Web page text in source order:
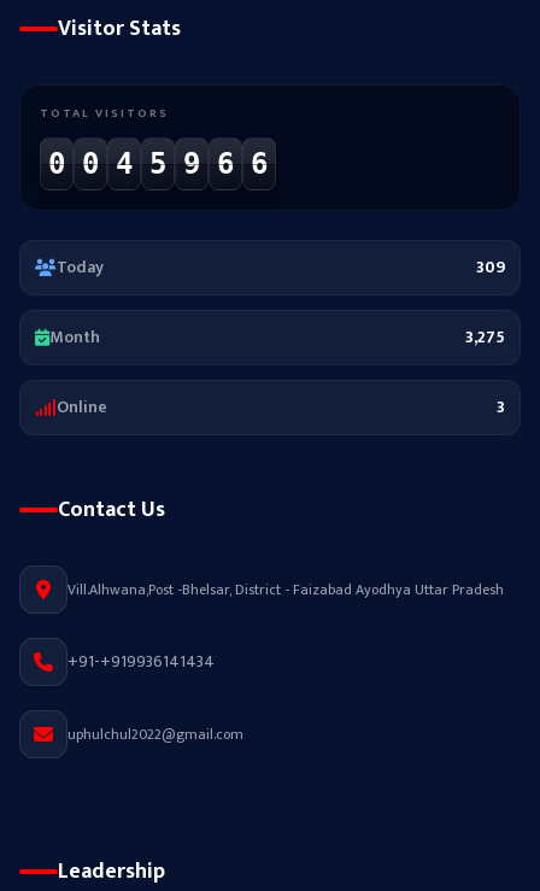
Visitor Stats
TOTAL VISITORS
0 0 4 5 9 6 6
Today 309
Month 3,275
Online 3
Contact Us
Vill.Alhwana,Post -Bhelsar, District - Faizabad Ayodhya Uttar Pradesh
+91-+919936141434
uphulchul2022@gmail.com
Leadership